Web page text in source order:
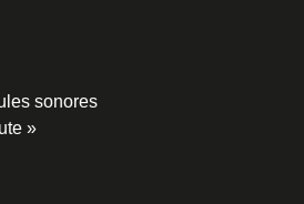
sonores
»